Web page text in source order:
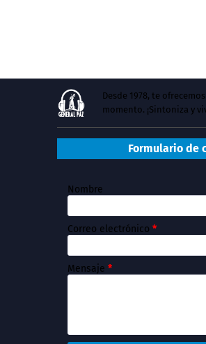
Desde 1978, te
momento. ¡Sintoniza y
Formulario de
Nombre
Correo electrónico *
Mensaje *